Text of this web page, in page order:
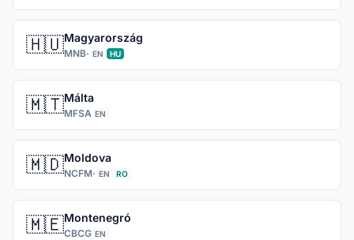
🇭🇺Magyarország
MNB· EN HU
🇲🇹Málta
MFSA EN
🇲🇩Moldova
NCFM· EN RO
🇲🇪Montenegró
CBCG EN